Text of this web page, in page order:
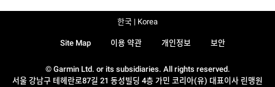
© Garmin Ltd. or its subsidiaries. All rights reserved.
서울 강남구 테헤란로87길 21 동성빌딩 4층 가민 코리아(유) 대표이사 린맹원
Site Map 이용 약관 개인정보 보안
한국 | Korea